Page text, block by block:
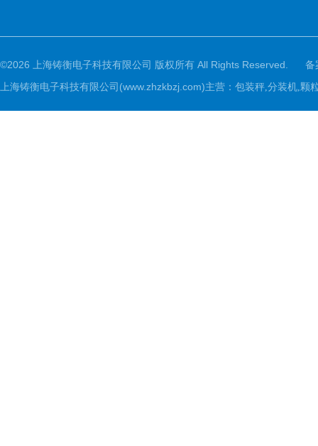
©2026 上海铸衡电子科技有限公司 版权所有 All Rights Reserved.
备
上海铸衡电子科技有限公司(www.zhzkbzj.com)主营： 包装秤,分装机,颗